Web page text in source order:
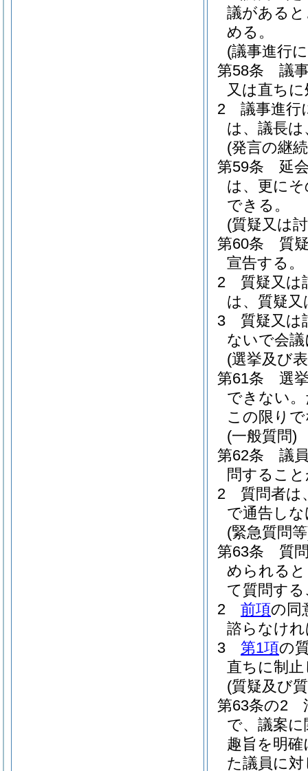
議がある
める。
(議事進行
第58条
議
又は直ち
2
議事進行
は、議長
(発言の継
第59条
延
は、更に
できる。
(質疑又は
第60条
質
宣告する。
2
質疑又は
は、質疑
3
質疑又は
ないで会
(選挙及び
第61条
選
できない。
この限り
(一般質問)
第62条
議
問するこ
2
質問者は
で通告し
(緊急質問
第63条
質
められる
て質問す
2
前項の同
諮らなけ
3
第1項の
直ちに制
(質疑及び
第63条の2
で、議案
趣旨を明
た議員に